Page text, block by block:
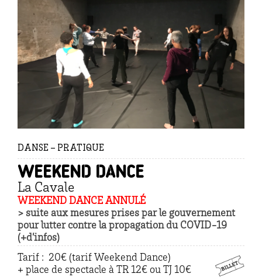
DANSE – PRATIQUE
Weekend Dance
La Cavale
WEEKEND DANCE ANNULÉ
> suite aux mesures prises par le gouvernement
pour lutter contre la propagation du COVID-19
(+d’infos)
Tarif : 20€ (tarif Weekend Dance)
+ place de spectacle à TR 12€ ou TJ 10€